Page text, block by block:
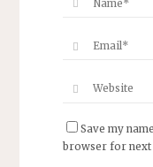
Save my
browser for next